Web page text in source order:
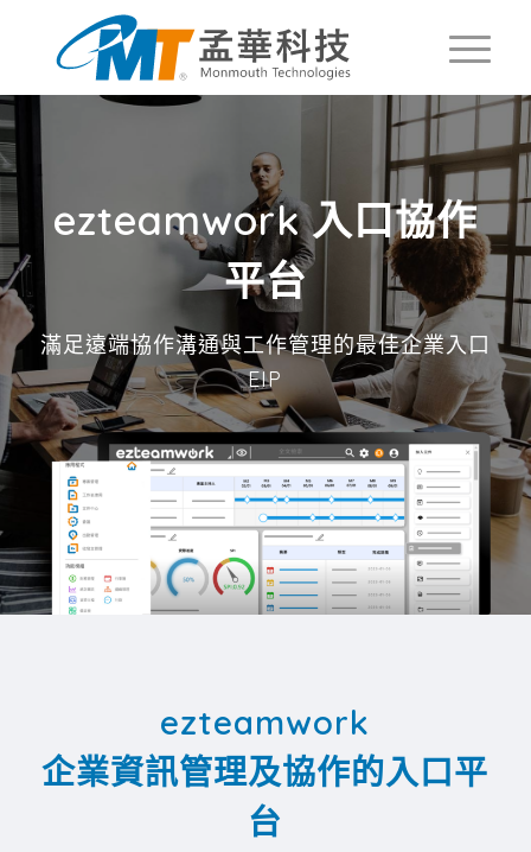
ezteamwork 入口協作
平台
滿足遠端協作溝通與工作管理的最佳企業入口
EIP
ezteamwork
企業資訊管理及協作的入口平
台